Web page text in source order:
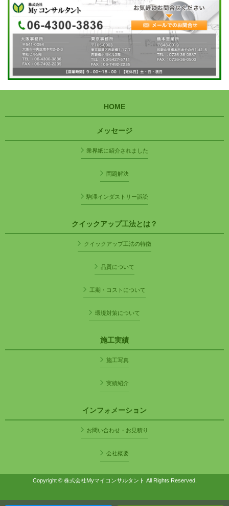
HOME
メッセージ
業界紙に紹介されました
問題解決
駒澤インダストリー訴訟
クイックアップ工法とは？
クイックアップ工法の特徴
品質について
工期・コストについて
環境対策について
施工実績
施工写真
実績紹介
インフォメーション
お問い合わせ・お見積り
会社概要
Copyright © 株式会社Myマイコンサルタント All Rights Reserved.